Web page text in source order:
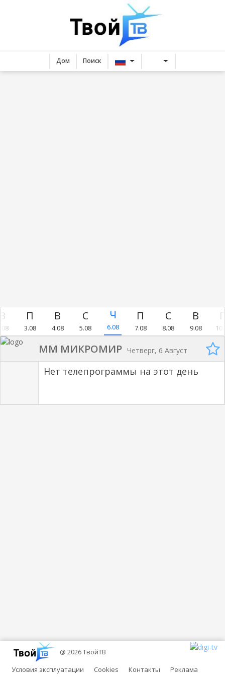
Дом Поиск
3.08 4.08 5.08 6.08 7.08 8.08 9.08
MM МИКРОМИР Четверг, 6 Август
Нет телепрограммы на этот день
@ 2026 ТвойТВ
Условия эксплуатации
Cookies Контакты Реклама